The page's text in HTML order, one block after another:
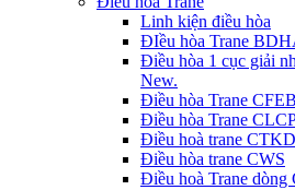
Linh kiện điều hòa
ĐIều hòa Trane
Điều hòa 1 cục giải
New.
Điều hòa Trane CFEB
Điều hòa Trane
Điều hoà trane
Điều hòa trane CWS
Điều hoà Trane dòng